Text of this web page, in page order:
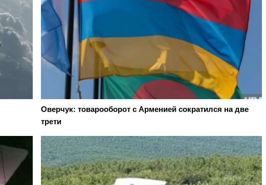
Оверчук: товарооборот с Арменией сократился на две
трети